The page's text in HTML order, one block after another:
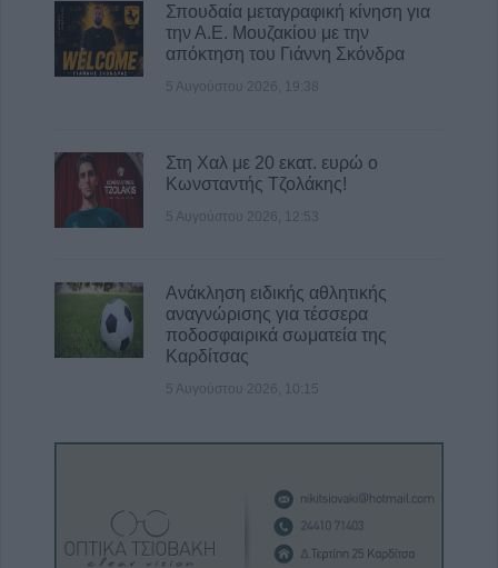
Σπουδαία μεταγραφική κίνηση για
την Α.Ε. Μουζακίου με την
απόκτηση του Γιάννη Σκόνδρα
5 Αυγούστου 2026, 19:38
Στη Χαλ με 20 εκατ. ευρώ ο
Κωνσταντής Τζολάκης!
5 Αυγούστου 2026, 12:53
Ανάκληση ειδικής αθλητικής
αναγνώρισης για τέσσερα
ποδοσφαιρικά σωματεία της
Καρδίτσας
5 Αυγούστου 2026, 10:15